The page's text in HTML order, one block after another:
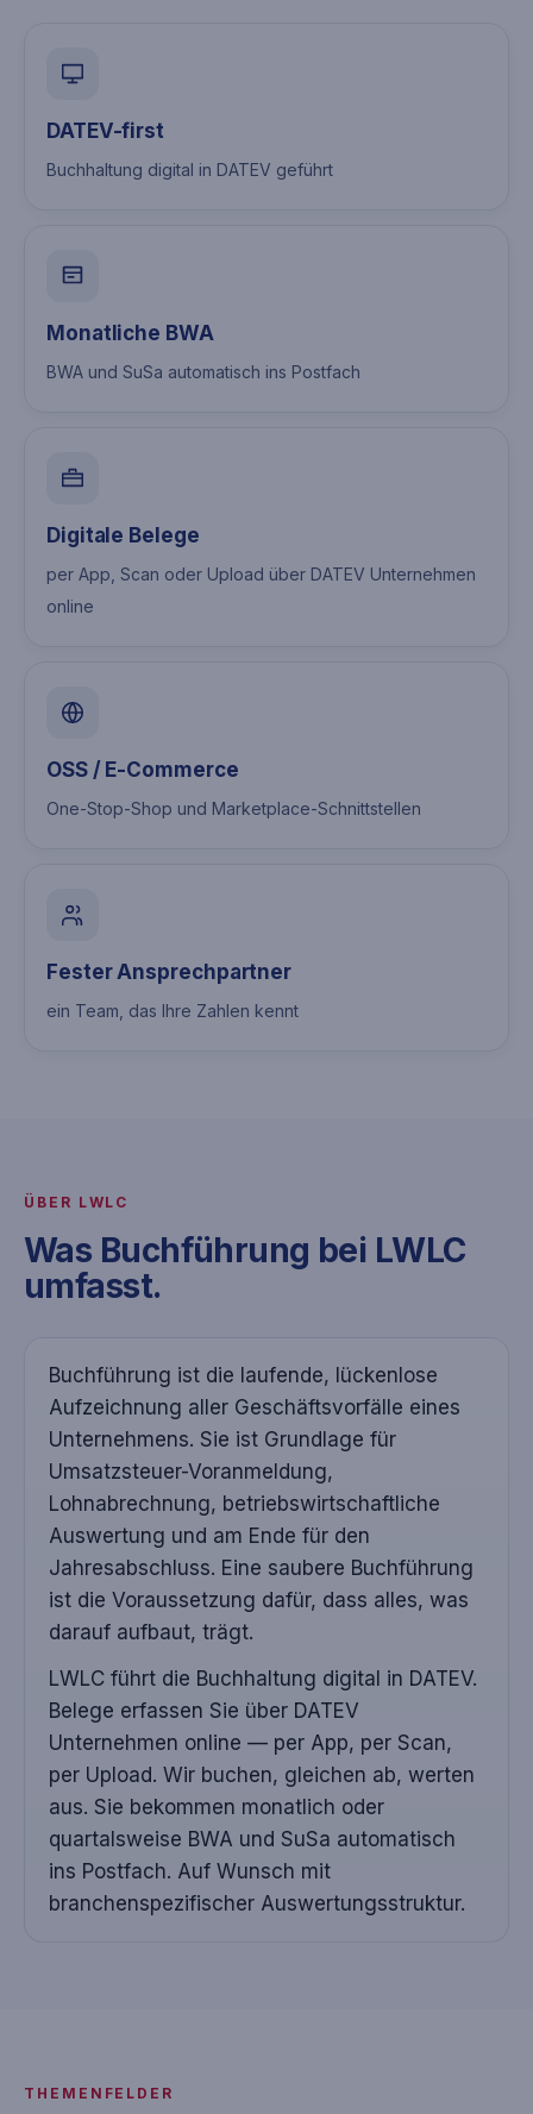
DATEV-first
Buchhaltung digital in DATEV geführt
Monatliche BWA
BWA und SuSa automatisch ins Postfach
Digitale Belege
per App, Scan oder Upload über DATEV Unternehmen
online
OSS / E-Commerce
One-Stop-Shop und Marketplace-Schnittstellen
Fester Ansprechpartner
ein Team, das Ihre Zahlen kennt
ÜBER LWLC
Was Buchführung bei LWLC
umfasst.
Buchführung ist die laufende, lückenlose
Aufzeichnung aller Geschäftsvorfälle eines
Unternehmens. Sie ist Grundlage für
Umsatzsteuer-Voranmeldung,
Lohnabrechnung, betriebswirtschaftliche
Auswertung und am Ende für den
Jahresabschluss. Eine saubere Buchführung
ist die Voraussetzung dafür, dass alles, was
darauf aufbaut, trägt.
LWLC führt die Buchhaltung digital in DATEV.
Belege erfassen Sie über DATEV
Unternehmen online — per App, per Scan,
per Upload. Wir buchen, gleichen ab, werten
aus. Sie bekommen monatlich oder
quartalsweise BWA und SuSa automatisch
ins Postfach. Auf Wunsch mit
branchenspezifischer Auswertungsstruktur.
THEMENFELDER